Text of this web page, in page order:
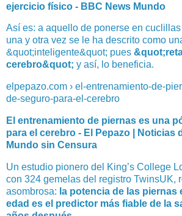
ejercicio físico - BBC News Mundo
Así es: a aquello de ponerse en
una y otra vez se le ha descrito como
&quot;inteligente&quot; pues
cerebro&quot; y así, lo beneficia.
elpepazo.com › el-entrenamiento-de-
de-seguro-para-el-cerebro
El entrenamiento de piernas es una
para el cerebro - El Pepazo | Noticias
Mundo sin Censura
Un estudio pionero del King’s College
con 324 gemelas del registro TwinsUK,
asombrosa: la potencia de las piernas
edad es el predictor más fiable de la